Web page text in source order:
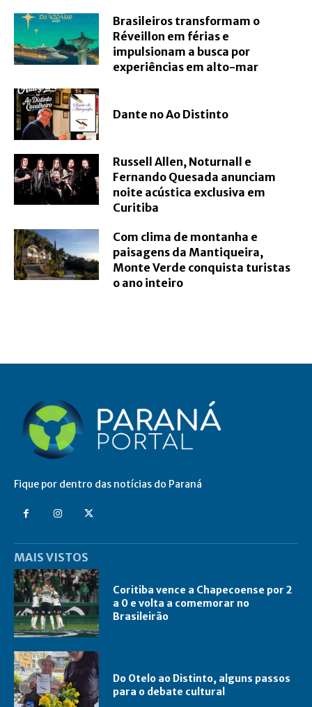
Brasileiros transformam o
Réveillon em férias e
impulsionam a busca por
experiências em alto-mar
Dante no Ao Distinto
Russell Allen, Noturnall e
Fernando Quesada anunciam
noite acústica exclusiva em
Curitiba
Com clima de montanha e
paisagens da Mantiqueira,
Monte Verde conquista turistas
o ano inteiro
Fique por dentro das notícias do Paraná
MAIS VISTOS
Coritiba vence a Chapecoense por 2
a 0 e volta a comemorar no
Brasileirão
Do Otelo ao Distinto, alguns passos
para o debate cultural